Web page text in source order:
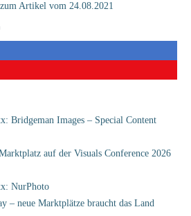
Artikel vom 24.08.2021
Bridgeman Images – Special Content
auf der Visuals Conference 2026
NurPhoto
– neue Marktplätze braucht das Land